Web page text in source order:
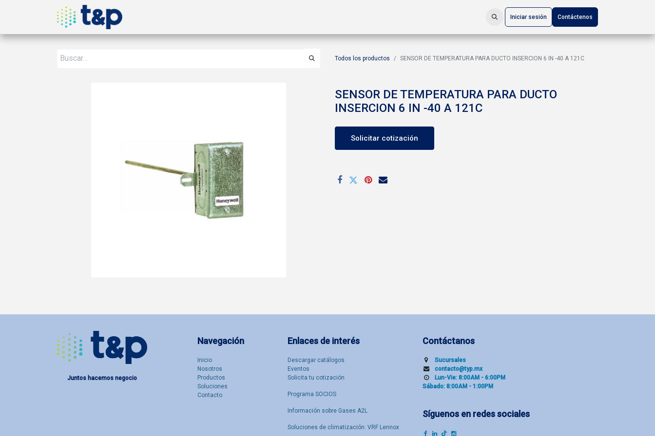
Iniciar sesión Contáctenos
Todos los productos SENSOR DE TEMPERATURA PARA DUCTO INSERCION 6 IN -40 A 121C
SENSOR DE TEMPERATURA PARA DUCTO
INSERCION 6 IN -40 A 121C
Solicitar cotización
Enlaces de interés
Descargar catálogos
Eventos
Solicita tu cotización
Programa SOCIOS
Información sobre Gases A2L
Soluciones de climatización: VRF Lennox
Navegación
Inicio
Nosotro​s
Productos
Soluciones
Contacto
Contáctanos
Sucu​rsal​es
contacto@typ.mx
Lun-Vie: 8:00AM - 6:00PM
Sábado: 8:00AM - 1:00PM
Síguenos en redes sociales
Juntos hacemos negocio